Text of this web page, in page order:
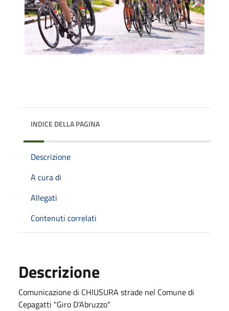
INDICE DELLA PAGINA
Descrizione
A cura di
Allegati
Contenuti correlati
Descrizione
Comunicazione di CHIUSURA strade nel Comune di
Cepagatti "Giro D'Abruzzo"